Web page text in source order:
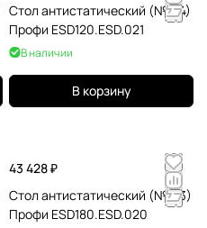
Стол антистатический (№124)
Профи ESD120.ESD.021
В наличии
В корзину
43 428 ₽
Стол антистатический (№183)
Профи ESD180.ESD.020